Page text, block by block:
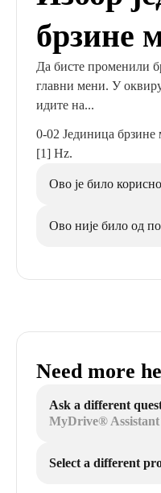
брзине
Да бисте променили
главни мени. У
идите на...
0-02 Јединица брзине
[1] Hz.
Ово је било корисно
Ово није било од
Need more
Ask a different
MyDrive® Assistant
Select a different